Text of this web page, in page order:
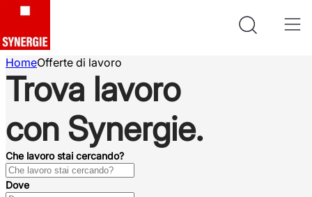
HomeOfferte di lavoro
Trova lavoro
con Synergie.
Che lavoro stai cercando?
Dove